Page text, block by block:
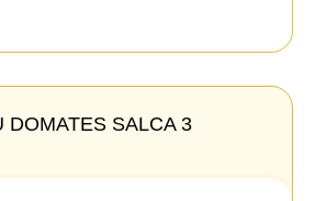
DOMATES SALCA 3